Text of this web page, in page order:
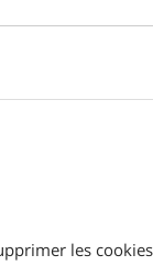
les cookies